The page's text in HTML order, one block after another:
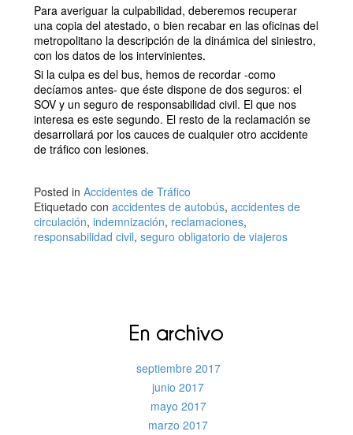
Para averiguar la culpabilidad, deberemos recuperar
una copia del atestado, o bien recabar en las oficinas del
metropolitano la descripción de la dinámica del siniestro,
con los datos de los intervinientes.
Si la culpa es del bus, hemos de recordar -como
decíamos antes- que éste dispone de dos seguros: el
SOV y un seguro de responsabilidad civil. El que nos
interesa es este segundo. El resto de la reclamación se
desarrollará por los cauces de cualquier otro accidente
de tráfico con lesiones.
Posted inAccidentes de Tráfico
Etiquetado conaccidentes de autobús,accidentes de
circulación,indemnización, reclamaciones,
responsabilidad civil,seguro obligatorio de viajeros
En archivo
septiembre 2017
junio 2017
mayo 2017
marzo 2017